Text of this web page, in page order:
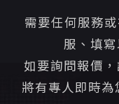
需要任何服務
服、填
如要詢問報價
將有專人即時